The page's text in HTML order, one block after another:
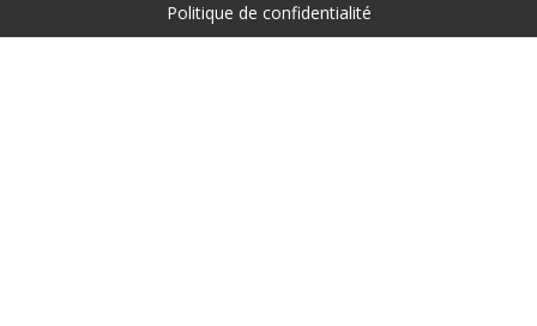
Politique de confidentialité